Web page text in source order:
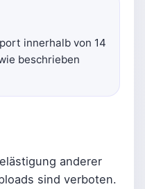
innerhalb von 14
beschrieben
anderer
sind verboten.